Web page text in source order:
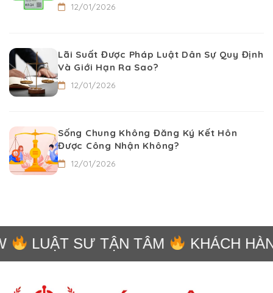
12/01/2026
Lãi Suất Được Pháp Luật Dân Sự Quy Định
Và Giới Hạn Ra Sao?
12/01/2026
Sống Chung Không Đăng Ký Kết Hôn
Được Công Nhận Không?
12/01/2026
LUẬT SƯ TẬN TÂM KHÁCH